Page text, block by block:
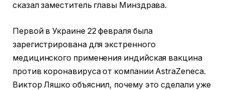
сказал заместитель главы Минздрава.
Первой в Украине 22 февраля была
зарегистрирована для экстренного
медицинского применения индийская вакцина
против коронавируса от компании AstraZeneca.
Виктор Ляшко объяснил, почему это сделали уже